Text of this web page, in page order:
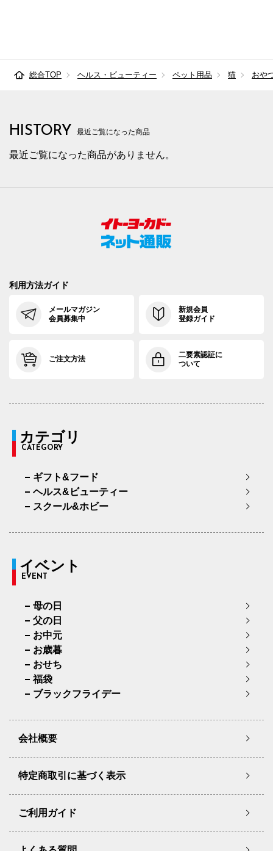
総合TOP ヘルス・ビューティー ペット用品 猫 おや
HISTORY 最近ご覧になった商品
最近ご覧になった商品がありません。
利用方法ガイド
メールマガジン
会員募集中
新規会員
登録ガイド
ご注文方法
二要素認証に
ついて
カテゴリ
CATEGORY
ギフト&フード
ヘルス&ビューティー
スクール&ホビー
イベント
EVENT
母の日
父の日
お中元
お歳暮
おせち
福袋
ブラックフライデー
会社概要
特定商取引に基づく表示
ご利用ガイド